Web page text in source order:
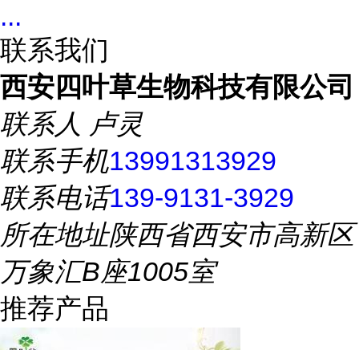
...
联系我们
西安四叶草生物科技有限公司
联系人 卢灵
联系手机13991313929
联系电话139-9131-3929
所在地址陕西省西安市高新区
万象汇B座1005室
推荐产品